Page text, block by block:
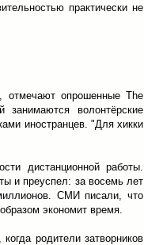
практически не
отмечают опрошенные The
волонтёрские
иностранцев. "Для хикки
дистанционной работы.
и преуспел: за восемь лет
СМИ писали, что
экономит время.
родители затворников